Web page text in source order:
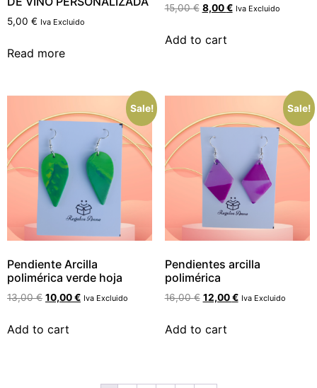
5,00 € Iva Excluido
Read more
15,00€ 8,00€ Iva Excluido
Add to cart
Sale!
Pendiente Arcilla
polimérica verde hoja
13,00€ 10,00€ Iva Excluido
Add to cart
Sale!
Pendientes arcilla
polimérica
16,00€ 12,00€ Iva Excluido
Add to cart